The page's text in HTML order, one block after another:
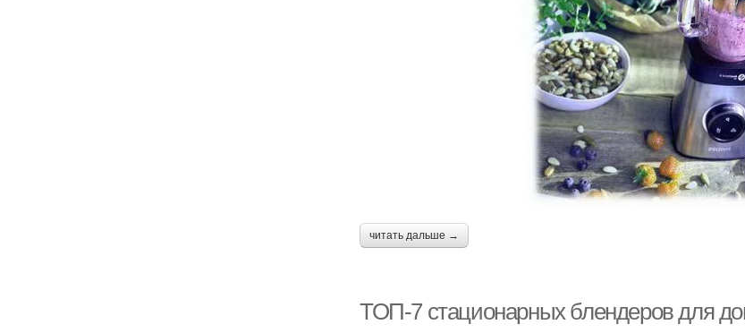
читать дальше →
ТОП-7 стационарных блендеров для